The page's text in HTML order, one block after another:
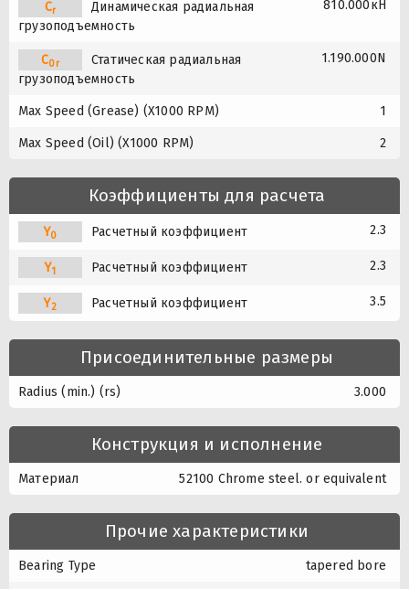
Cr
Динамическая радиальная
грузоподъемность
810.000кН
C0r
Статическая радиальная
грузоподъемность
1.190.000N
Max Speed (Grease) (X1000 RPM) 1
Max Speed (Oil) (X1000 RPM) 2
Коэффициенты для расчета
Y0 Расчетный коэффициент 2.3
Y1 Расчетный коэффициент 2.3
Y2 Расчетный коэффициент 3.5
Присоединительные размеры
Radius (min.) (rs) 3.000
Конструкция и исполнение
Материал 52100 Chrome steel. or equivalent
Прочие характеристики
Bearing Type tapered bore